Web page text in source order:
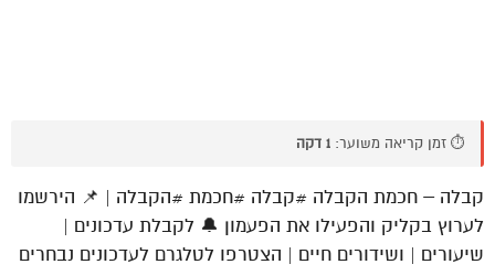
⏱️ זמן קריאה משוער: 1 דקה
קבלה – חכמת הקבלה #קבלה #חכמת #הקבלה | 📌 הירשמו
לערוץ בקליק והפעילו את הפעמון 🔔 לקבלת עדכונים |
שיעורים | ושידורים חיים | הצטרפו לטלגרם לעדכונים נבחרים